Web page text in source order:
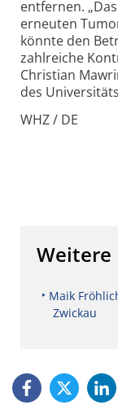
entfernen.
erneuten
könnte den
zahlreiche
Christian
des
WHZ / DE
Weitere
Maik
Zwickau